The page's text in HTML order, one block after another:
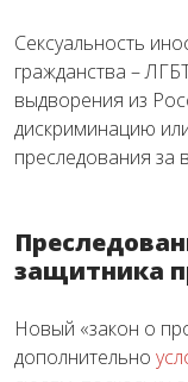
Сексуальность
гражданства –
выдворения из
дискриминацию
преследования за
защитника
Новый «закон о
дополнительно